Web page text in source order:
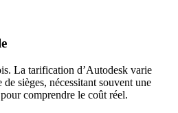
La tarification d’Autodesk varie
sièges, nécessitant souvent une
comprendre le coût réel.